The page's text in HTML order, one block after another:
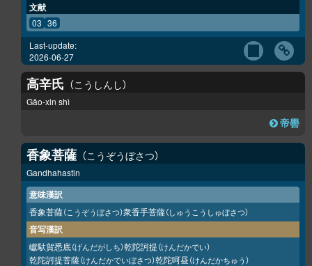
文献
03 36
Last-update:
2026-06-27
高辛氏 こうしんし
Gāo-xin shì
帝嚳
香象菩薩 こうぞうぼさつ
Gandhahastin
意味漢訳
香象菩薩（こうぞうぼさつ）衆香手菩薩（しゅうこうしゅぼさつ）
音写漢訳
巘馱賀悉底（げんだがしち）乾陀訶提（けんだかでい）
乾陀訶提菩薩（けんだかでいぼさつ）乾陀呵昼（けんだかちゅう）